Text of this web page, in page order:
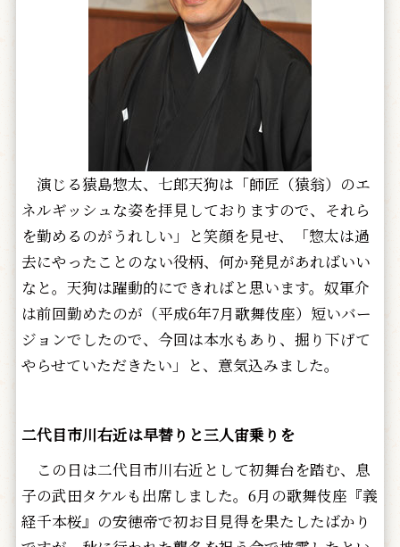
演じる猿島惣太、七郎天狗は「師匠（猿翁）のエ
ネルギッシュな姿を拝見しておりますので、それら
を勤めるのがうれしい」と笑顔を見せ、「惣太は過
去にやったことのない役柄、何か発見があればいい
なと。天狗は躍動的にできればと思います。奴軍介
は前回勤めたのが（平成6年7月歌舞伎座）短いバー
ジョンでしたので、今回は本水もあり、掘り下げて
やらせていただきたい」と、意気込みました。
二代目市川右近は早替りと三人宙乗りを
この日は二代目市川右近として初舞台を踏む、息
子の武田タケルも出席しました。6月の歌舞伎座『義
経千本桜』の安徳帝で初お目見得を果たしたばかり